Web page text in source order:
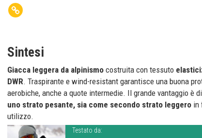
Sintesi
Giacca leggera da alpinismo costruita con tessuto
DWR. Traspirante e wind-resistant garantisce una buona
aerobiche, anche a quote intermedie. Il grande vantaggio è
uno strato pesante, sia come secondo strato leggero in
utilizzo.
Testato da: